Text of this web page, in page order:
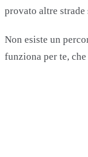
provato altre strade
Non esiste un
funziona per te,